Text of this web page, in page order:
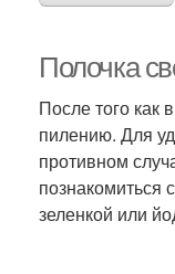
Полочка
После того как
пилению. Для
противном
познакомиться
зеленкой или